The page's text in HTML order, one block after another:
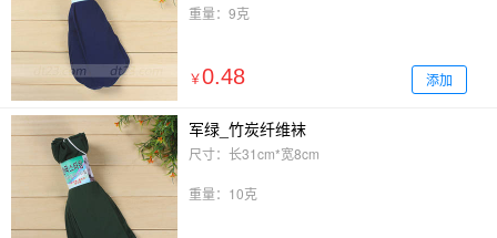
重量：9克
￥0.48 添加
军绿_竹炭纤维袜
尺寸：长31cm*宽8cm
重量：10克